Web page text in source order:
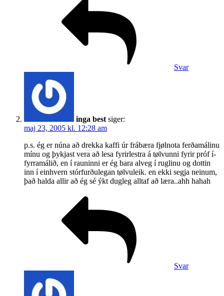
Svar
inga best siger:
maj 23, 2005 kl. 12:28 am
p.s. ég er núna að drekka kaffi úr frábæra fjølnota ferðamálinu
mí­nu og þykjast vera að lesa fyrirlestra á tølvunni fyrir próf í­
fyrramálið, en í­ rauninni er ég bara alveg í­ ruglinu og dottin
inn í­ einhvern stórfurðulegan tølvuleik. en ekki segja neinum,
það halda allir að ég sé ýkt dugleg alltaf að læra..ahh hahah
Svar